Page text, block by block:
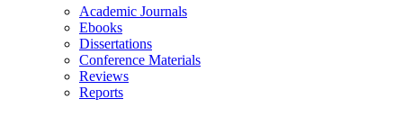
Academic Journals
Ebooks
Dissertations
Conference Materials
Reviews
Reports